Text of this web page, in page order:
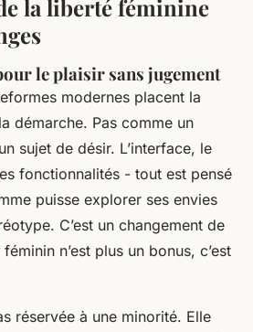
la liberté féminine
le plaisir sans jugement
modernes placent la
démarche. Pas comme un
sujet de désir. L’interface, le
fonctionnalités - tout est pensé
puisse explorer ses envies
C’est un changement de
n’est plus un bonus, c’est
réservée à une minorité. Elle